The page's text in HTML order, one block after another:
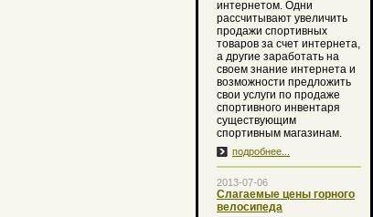
интернетом. Одни
рассчитывают увеличить
продажи спортивных
товаров за счет интернета,
а другие заработать на
своем знание интернета и
возможности предложить
свои услуги по продаже
спортивного инвентаря
существующим
спортивным магазинам.
подробнее...
2013-07-06
Слагаемые цены горного
велосипеда